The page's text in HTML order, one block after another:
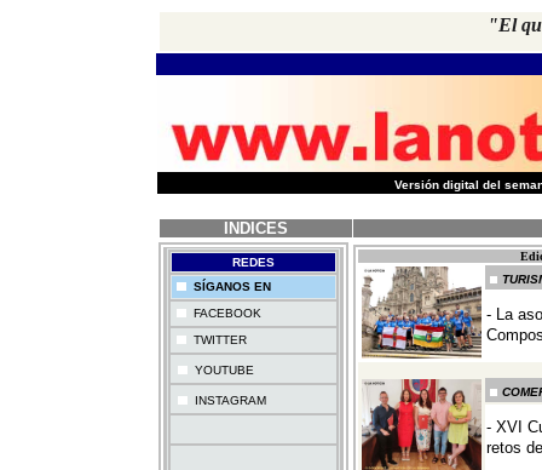
"El
Versión digital del
INDICES